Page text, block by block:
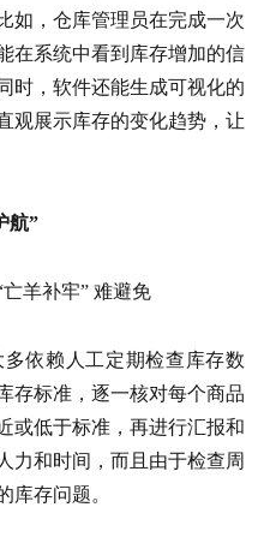
如，仓库管理员在完成一次
在系统中看到库存增加的信
时，软件还能生成可视化的
观展示库存的变化趋势，让
航”
羊补牢” 难避免
依赖人工定期检查库存数
存标准，逐一核对每个商品
或低于标准，再进行汇报和
力和时间，而且由于检查周
库存问题。